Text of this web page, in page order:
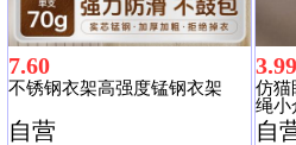
7.60
不锈钢衣架高强度锰钢衣架
自营
3.99
仿猫
绳小
自